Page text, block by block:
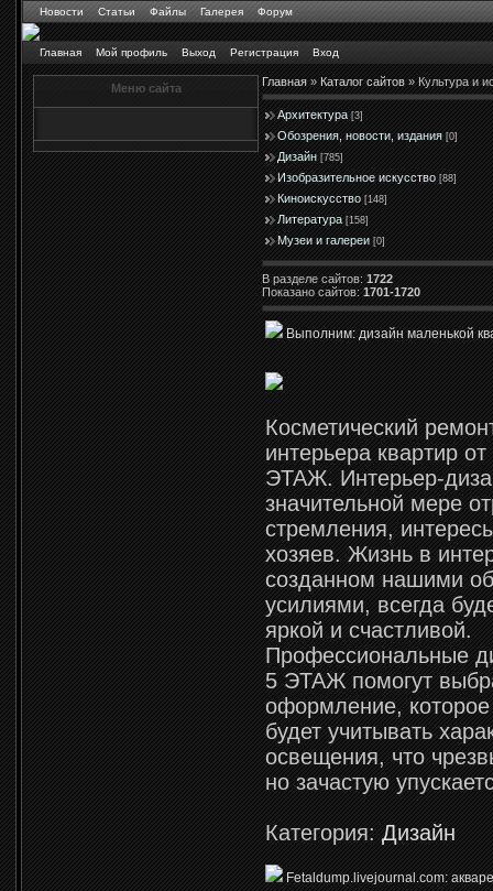
Новости Статьи Файлы Галерея Форум
Главная Мой профиль Выход Регистрация Вход
Меню сайта Главная»Каталог сайтов» Культура и
Архитектура [3]
Обозрения, новости, издания [0]
Дизайн [785]
Изобразительное искусство [88]
Киноискусство [148]
Литература [158]
Музеи и галереи [0]
В разделе сайтов:1722
Показано сайтов:1701-1720
Выполним: дизайн маленькой
Косметический
интерьера квартир от
ЭТАЖ. Интерьер-
значительной мере
стремления,
хозяев. Жизнь в
созданном нашими
усилиями, всегда
яркой и счастливой.
Профессиональные
5 ЭТАЖ помогут
оформление,
будет учитывать
освещения, что
но зачастую
Категория:Дизайн
Fetaldump.livejournal.com: